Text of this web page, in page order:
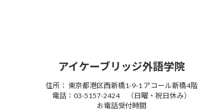
アイケーブリッジ外語学院
住所： 東京都港区西新橋1-9-1 アコール新橋4階
電話：03-5157-2424 （日曜・祝日休み）
お電話受付時間